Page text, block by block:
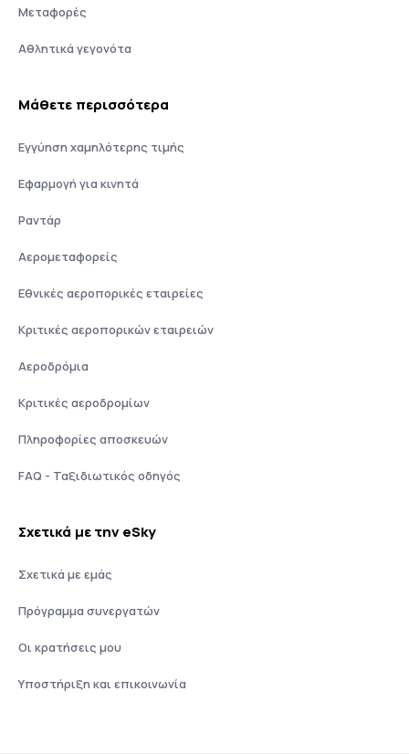
Μεταφορές
Αθλητικά γεγονότα
Μάθετε περισσότερα
Εγγύηση χαμηλότερης τιμής
Εφαρμογή για κινητά
Ραντάρ
Αερομεταφορείς
Εθνικές αεροπορικές εταιρείες
Κριτικές αεροπορικών εταιρειών
Αεροδρόμια
Κριτικές αεροδρομίων
Πληροφορίες αποσκευών
FAQ - Ταξιδιωτικός οδηγός
Σχετικά με την eSky
Σχετικά με εμάς
Πρόγραμμα συνεργατών
Οι κρατήσεις μου
Υποστήριξη και επικοινωνία